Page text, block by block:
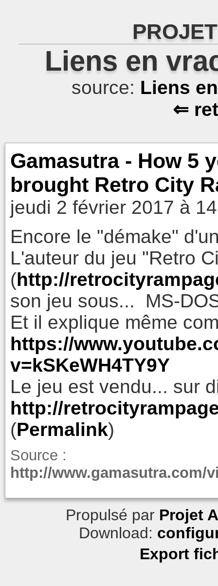
Liens en
source: Liens
⇐
Gamasutra - How 5
brought Retro City
jeudi 2 février 2017 à
Encore le "démake"
L'auteur du jeu "Retro
(http://
son jeu sous... MS-
Et il explique même
https://
v=kSKeWH4TY9Y
Le jeu est vendu... sur
http://
(Permalink)
Source :
http://www.gamasutra.com/
Propulsé par Projet
Download:
Export